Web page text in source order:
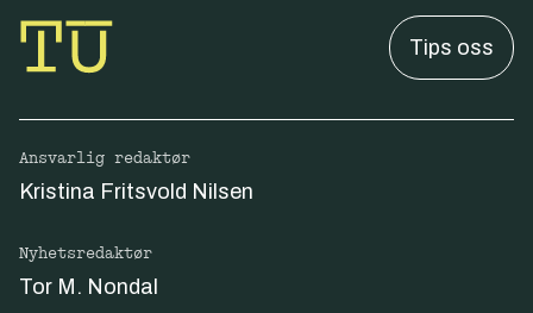
Tips oss
Ansvarlig redaktør
Kristina Fritsvold Nilsen
Nyhetsredaktør
Tor M. Nondal